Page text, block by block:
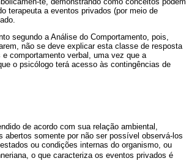
terapeuta a eventos privados (por meio de
segundo a Análise do Comportamento, pois,
não se deve explicar esta classe de resposta
comportamento verbal, uma vez que a
o psicólogo terá acesso às contingências de
de acordo com sua relação ambiental,
somente por não ser possível observá-los
ou condições internas do organismo, ou
o que caracteriza os eventos privados é